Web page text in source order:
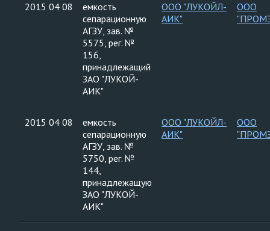
2015 04 08
емкость
сепарационную
АГЗУ, зав. №
5575, рег. №
156,
принадлежащий
ЗАО "ЛУКОЙ-
АИК"
ООО "ЛУКОЙЛ-
АИК"
ООО
2015 04 08
емкость
сепарационную
АГЗУ, зав. №
5750, рег. №
144,
принадлежащую
ЗАО "ЛУКОЙ-
АИК"
ООО "ЛУКОЙЛ-
АИК"
ООО